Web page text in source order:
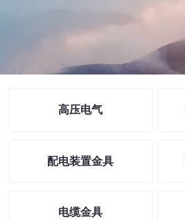
高压电气
配电装置金具
电缆金具